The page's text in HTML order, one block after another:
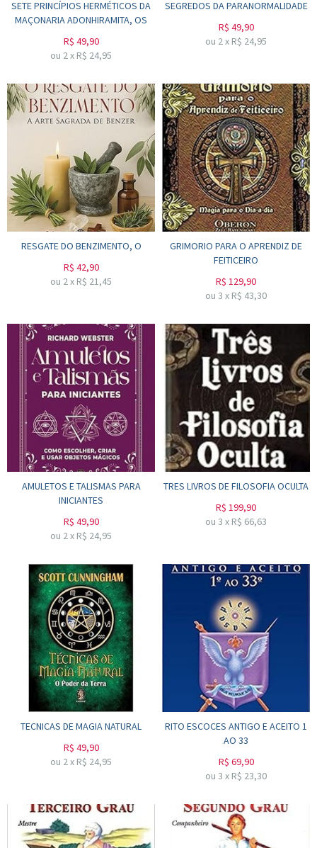
SETE PRINCÍPIOS HERMÉTICOS DA
MAÇONARIA ADONHIRAMITA, OS
R$ 49,90
ou 2x R$ 24,95
SEGREDOS DA PARANORMALIDADE
R$ 49,90
ou 2x R$ 24,95
RESGATE DO BENZIMENTO, O
R$ 42,90
ou 2x R$ 21,45
GRIMORIO PARA O APRENDIZ DE
FEITICEIRO
R$ 129,90
ou 3 x R$ 43,30
AMULETOS E TALISMAS PARA
INICIANTES
R$ 49,90
ou 2x R$ 24,95
TRES LIVROS DE FILOSOFIA OCULTA
R$ 199,90
ou 3 x R$ 66,63
TECNICAS DE MAGIA NATURAL
R$ 49,90
ou 2x R$ 24,95
RITO ESCOCES ANTIGO E ACEITO 1
AO 33
R$ 69,90
ou 3 x R$ 23,30